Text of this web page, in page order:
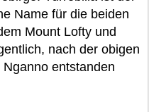
Name für die beiden
Mount Lofty und
nach der obigen
entstanden